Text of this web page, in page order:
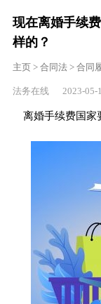
现在离婚手续
样的？
主页> 合同法> 合同
法务在线 2023-05-
离婚手续费国家